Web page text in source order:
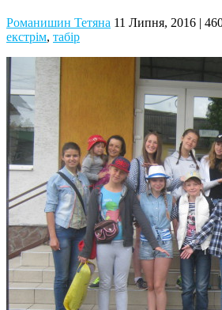
Романишин Тетяна 11 Липня, 2016 |
екстрім, табір